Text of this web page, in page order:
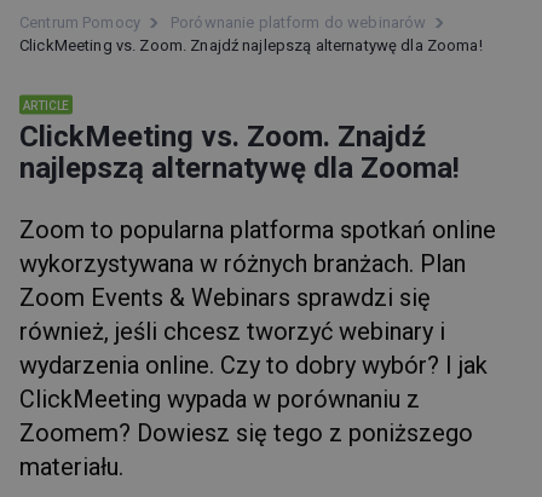
ClickMeeting vs. Zoom. Znajdź najlepszą
alternatywę dla Zooma!
ClickMeeting i Zoom: czym różnią się dostępne plany?
Organizuję webinar dla 50, 100, 200 uczestników. Wybrać
ClickMeeting czy Zoom?
Co z RODO i prywatnością?
Ceny zależne od liczby uczestników
Porównaj cechy
Funkcje automatyzacji
Centrum Pomocy
Porównanie platform do webinarów
ClickMeeting vs. Zoom. Znajdź najlepszą alternatywę dla Zooma!
ARTICLE
ClickMeeting vs. Zoom. Znajdź
najlepszą alternatywę dla Zooma!
Zoom to popularna platforma spotkań online
wykorzystywana w różnych branżach. Plan
Zoom Events & Webinars sprawdzi się
również, jeśli chcesz tworzyć webinary i
wydarzenia online. Czy to dobry wybór? I jak
ClickMeeting wypada w porównaniu z
Zoomem? Dowiesz się tego z poniższego
materiału.